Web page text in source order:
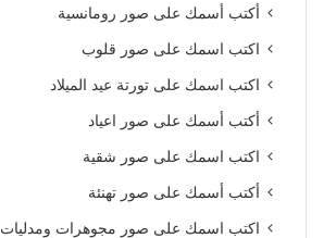
أكتب أسمك على صور رومانسية
اكتب اسمك على صور قلوب
اكتب اسمك على تورتة عيد الميلاد
أكتب أسمك على صور اعياد
اكتب اسمك على صور شقية
أكتب أسمك على صور تهنئة
اكتب اسمك على صور مجوهرات ومدليات